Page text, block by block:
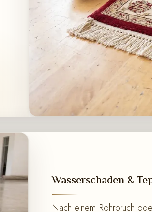
Wasserschaden &
Nach einem Rohrbruch